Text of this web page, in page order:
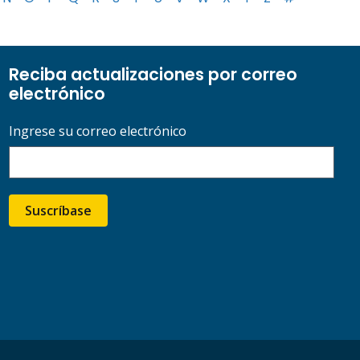
Reciba actualizaciones por correo
electrónico
Ingrese su correo electrónico
Suscríbase